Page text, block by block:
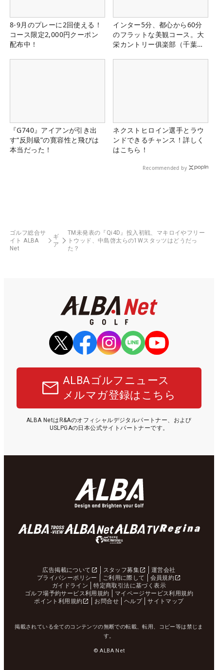
8-9月のプレーに2回使える！
コース限定2,000円クーポン
配布中！
インター5分、都心から60分
のフラットな美観コース。大
栄カントリー俱楽部（千葉
『G740』アイアンが引き出
す“反則級”の寛容性と飛びは
本当だった！
ネクストヒロイン選手とラウ
ンドできるチャンス！詳しく
はこちら！
Recommended by
ゴルフ総合サ
イト ALBA
Net
ギ
ア
TM未発表の『Qi4D』投入初戦、マキロイやフリー
トウッド、中島啓太らの1Wスタッツはどうだっ
た？
ALBAゴルフニュース
メルマガ登録はこちら
ALBA NetはR&Aのオフィシャルデジタルパートナー、および
USLPGAの日本公式サイトパートナーです。
広告掲載について スタッフ募集
運営会社
プライバシーポリシー
ご利用に際して
会員規約
ガイドライン
特定商取引法に基づく表示
ゴルフ場予約サービス利用規約
マイページサービス利用規約
ポイント利用規約
お問合せ ヘルプ サイトマップ
掲載されている全てのコンテンツの無断での転載、転用、コピー等は禁じま
す。
© ALBA Net